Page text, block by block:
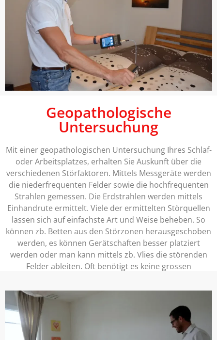
Geopathologische
Untersuchung
Mit einer geopathologischen Untersuchung Ihres Schlaf-
oder Arbeitsplatzes, erhalten Sie Auskunft über die
verschiedenen Störfaktoren. Mittels Messgeräte werden
die niederfrequenten Felder sowie die hochfrequenten
Strahlen gemessen. Die Erdstrahlen werden mittels
Einhandrute ermittelt. Viele der ermittelten Störquellen
lassen sich auf einfachste Art und Weise beheben. So
können zb. Betten aus den Störzonen herausgeschoben
werden, es können Gerätschaften besser platziert
werden oder man kann mittels zb. Vlies die störenden
Felder ableiten. Oft benötigt es keine grossen